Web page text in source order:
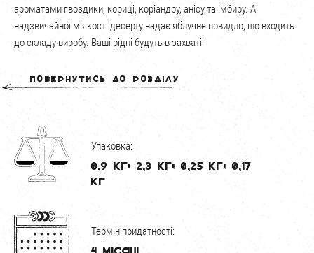
ароматами гвоздики, кориці, коріандру, анісу та імбиру. А
надзвичайної м'якості десерту надає яблучне повидло, що входить
до складу виробу. Ваші рідні будуть в захваті!
Повернутись до розділу
Упаковка:
0,9 кг; 2,3 кг; 0,25 кг; 0,17
кг
Термін придатності: